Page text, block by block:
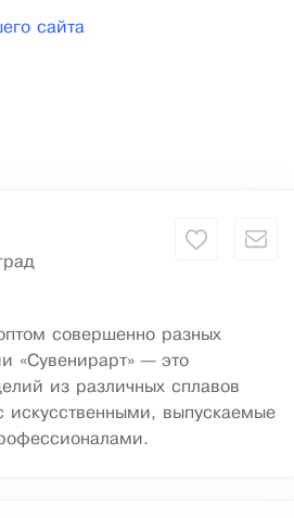
сайта
совершенно разных
«Сувенирарт» — это
из различных сплавов
искусственными, выпускаемые